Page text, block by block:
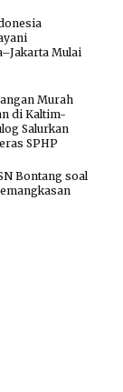
Mulai
Murah
di Kaltim-
Salurkan
SPHP
Bontang soal